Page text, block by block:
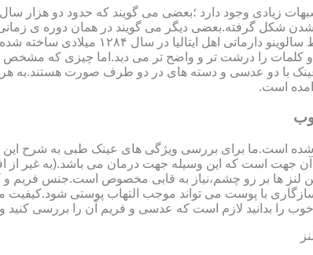
زیادی وجود دارد ؛بعضی می گویند که حدود دو هزار
شکل گرفته.بعضی دیگر می گویند در همان دوره ی زمانی
عینک با دو عدسی و دسته های در دو طرف صورت هستند.به
است.
است.ما برای بررسی ویژگی های عینک طبی به شرح
آن جهت است که این وسیله جهت درمان می باشد.(به غیر
لنز ها بر رو چشم،نیاز به قابی مخصوص است.جنس
با پوست می تواند موجب التهاب پوستی شود.کیفیت
را بدانید لازم است که عدسی و فریم آن را بررسی کنید و